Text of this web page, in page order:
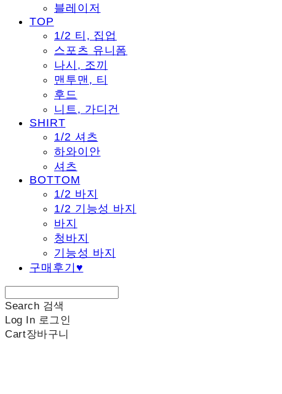
블레이저
TOP
1/2 티, 집업
스포츠 유니폼
나시, 조끼
맨투맨, 티
후드
니트, 가디건
SHIRT
1/2 셔츠
하와이안
셔츠
BOTTOM
1/2 바지
1/2 기능성 바지
바지
청바지
기능성 바지
구매후기♥
Search 검색
Log In 로그인
Cart장바구니